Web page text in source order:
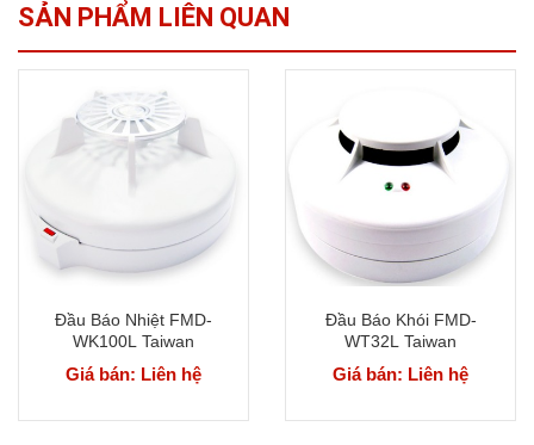
SẢN PHẨM LIÊN QUAN
Đầu Báo Nhiệt FMD-
WK100L Taiwan
Giá bán: Liên hệ
Đầu Báo Khói FMD-
WT32L Taiwan
Giá bán: Liên hệ